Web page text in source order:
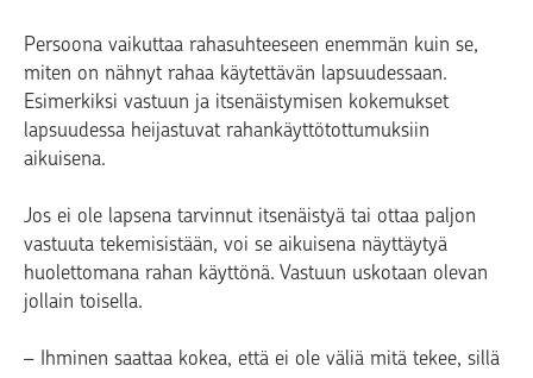
Persoona vaikuttaa rahasuhteeseen enemmän kuin se,
miten on nähnyt rahaa käytettävän lapsuudessaan.
Esimerkiksi vastuun ja itsenäistymisen kokemukset
lapsuudessa heijastuvat rahankäyttötottumuksiin
aikuisena.
Jos ei ole lapsena tarvinnut itsenäistyä tai ottaa paljon
vastuuta tekemisistään, voi se aikuisena näyttäytyä
huolettomana rahan käyttönä. Vastuun uskotaan olevan
jollain toisella.
– Ihminen saattaa kokea, että ei ole väliä mitä tekee, sillä